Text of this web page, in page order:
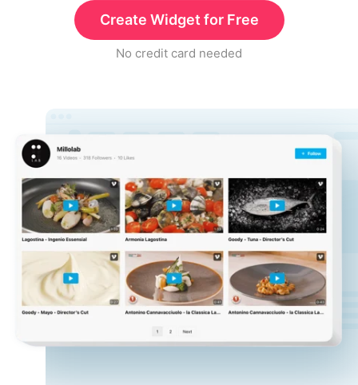
Create Widget for Free
No credit card needed